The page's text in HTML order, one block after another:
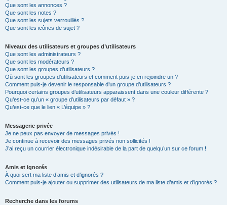
Que sont les annonces ?
Que sont les notes ?
Que sont les sujets verrouillés ?
Que sont les icônes de sujet ?
Niveaux des utilisateurs et groupes d’utilisateurs
Que sont les administrateurs ?
Que sont les modérateurs ?
Que sont les groupes d’utilisateurs ?
Où sont les groupes d’utilisateurs et comment puis-je en rejoindre un ?
Comment puis-je devenir le responsable d’un groupe d’utilisateurs ?
Pourquoi certains groupes d’utilisateurs apparaissent dans une couleur différente ?
Qu’est-ce qu’un « groupe d’utilisateurs par défaut » ?
Qu’est-ce que le lien « L’équipe » ?
Messagerie privée
Je ne peux pas envoyer de messages privés !
Je continue à recevoir des messages privés non sollicités !
J’ai reçu un courrier électronique indésirable de la part de quelqu’un sur ce forum !
Amis et ignorés
À quoi sert ma liste d’amis et d’ignorés ?
Comment puis-je ajouter ou supprimer des utilisateurs de ma liste d’amis et d’ignorés ?
Recherche dans les forums